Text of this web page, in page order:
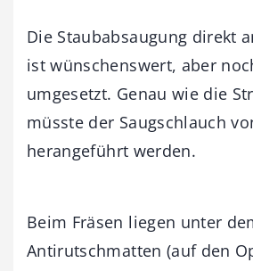
Die Staubabsaugung direkt
ist wünschenswert, aber
umgesetzt. Genau wie die
müsste der Saugschlauch
herangeführt werden.
Beim Fräsen liegen unter
Antirutschmatten (auf den